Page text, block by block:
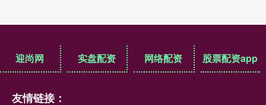
迎尚网 实盘配资 网络配资 股票配资app
友情链接：